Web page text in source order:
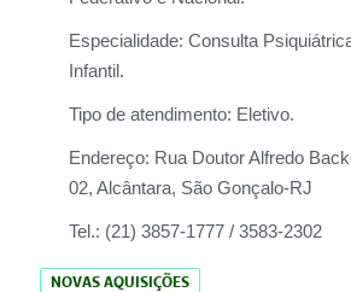
Especialidade: Consulta
Infantil.
Tipo de atendimento: Eletivo.
Endereço: Rua Doutor Alfredo
02, Alcântara, São Gonçalo-RJ
Tel.: (21) 3857-1777 / 3583-2302
NOVAS AQUISIÇÕES